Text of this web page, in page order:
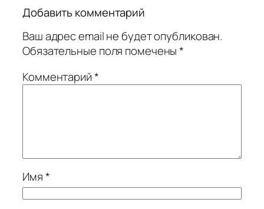
Добавить комментарий
Ваш адрес email не будет опубликован.
Обязательные поля помечены*
Комментарий*
Имя*